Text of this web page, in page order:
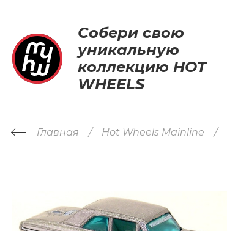
Собери свою
уникальную
коллекцию HOT
WHEELS
Главная Hot Wheels Mainline